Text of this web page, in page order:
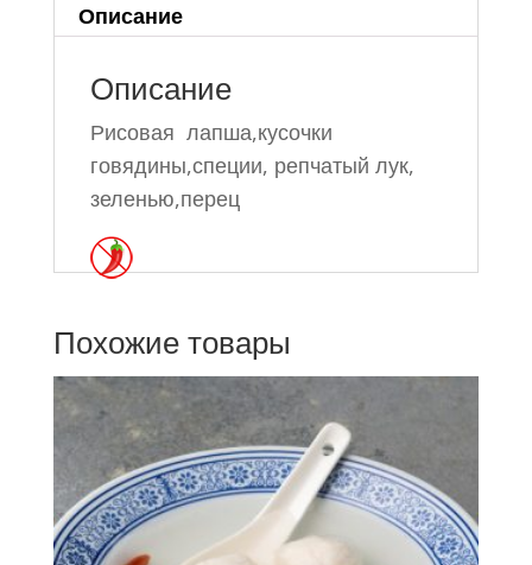
肉
Описание
Описание
Рисовая лапша,кусочки
говядины,специи, репчатый лук,
зеленью,перец
Похожие товары